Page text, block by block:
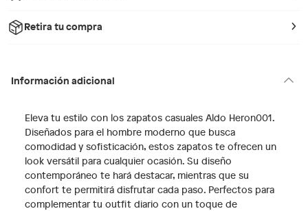
Retira tu compra
Información adicional
Eleva tu estilo con los zapatos casuales Aldo Heron001.
Diseñados para el hombre moderno que busca
comodidad y sofisticación, estos zapatos te ofrecen un
look versátil para cualquier ocasión. Su diseño
contemporáneo te hará destacar, mientras que su
confort te permitirá disfrutar cada paso. Perfectos para
complementar tu outfit diario con un toque de